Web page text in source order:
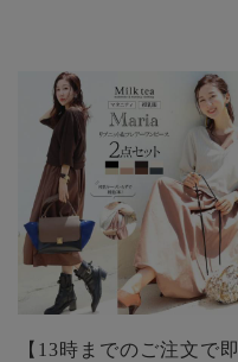
【13時までのご注文で即